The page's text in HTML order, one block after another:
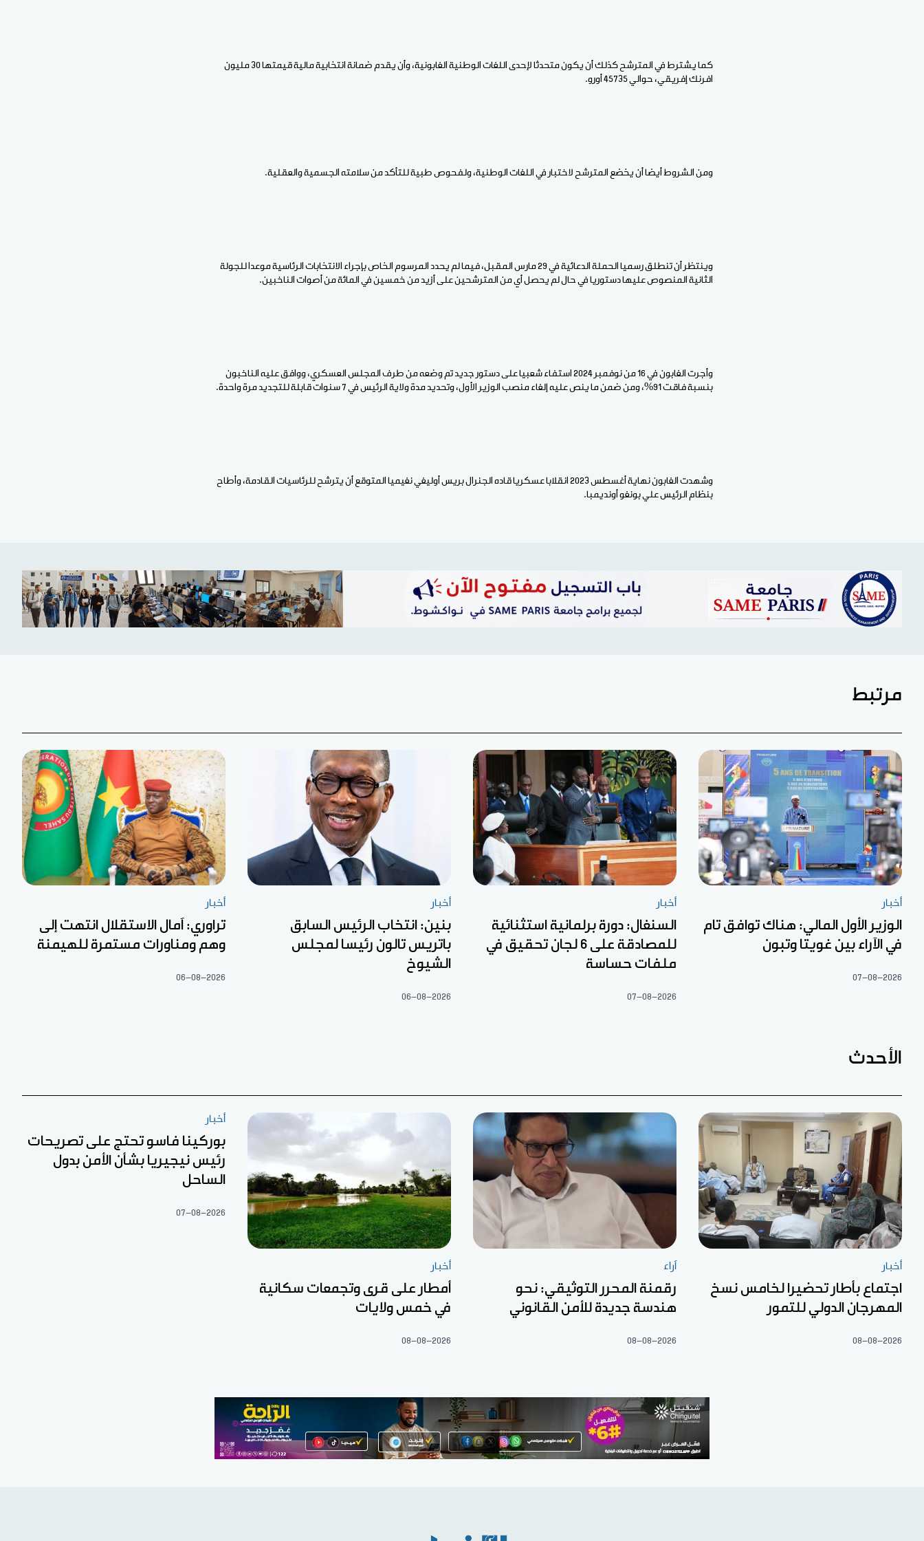
كما يشترط في المترشح كذلك أن يكون متحدثا لإحدى اللغات الوطنية الغابونية، وأن يقدم ضمانة انتخابية مالية قيمتها 30 مليون
افرنك إفريقي، حوالي 45735 أورو.
ومن الشروط أيضا أن يخضع المترشح لاختبار في اللغات الوطنية، ولفحوص طبية للتأكد من سلامته الجسمية والعقلية.
وينتظر أن تنطلق رسميا الحملة الدعائية في 29 مارس المقبل، فيما لم يحدد المرسوم الخاص بإجراء الانتخابات الرئاسية موعدا للجولة
الثانية المنصوص عليها دستوريا في حال لم يحصل أي من المترشحين على أزيد من خمسين في المائة من أصوات الناخبين.
وأجرت الغابون في 16 من نوفمبر 2024 استفاء شعبيا على دستور جديد تم وضعه من طرف المجلس العسكري، ووافق عليه الناخبون
بنسبة فاقت 91%، ومن ضمن ما ينص عليه إلغاء منصب الوزير الأول، وتحديد مدة ولاية الرئيس في 7 سنوات قابلة للتجديد مرة واحدة.
وشهدت الغابون نهاية أغسطس 2023 انقلابا عسكريا قاده الجنرال بريس أوليغي نغيميا المتوقع أن يترشح للرئاسيات القادمة، وأطاح
بنظام الرئيس علي بونغو أونديمبا.
مرتبط
أخبار
الوزير الأول المالي: هناك توافق تام
في الآراء بين غويتا وتبون
07-08-2026
أخبار
السنغال: دورة برلمانية استثنائية
للمصادقة على 6 لجان تحقيق في
ملفات حساسة
07-08-2026
أخبار
بنين: انتخاب الرئيس السابق
باتريس تالون رئيسا لمجلس
الشيوخ
06-08-2026
أخبار
تراوري: آمال الاستقلال انتهت إلى
وهم ومناورات مستمرة للهيمنة
06-08-2026
الأحدث
أخبار
اجتماع بأطار تحضيرا لخامس نسخ
المهرجان الدولي للتمور
08-08-2026
آراء
رقمنة المحرر التوثيقي: نحو
هندسة جديدة للأمن القانوني
08-08-2026
أخبار
أمطار على قرى وتجمعات سكانية
في خمس ولايات
08-08-2026
أخبار
بوركينا فاسو تحتج على تصريحات
رئيس نيجيريا بشأن الأمن بدول
الساحل
07-08-2026